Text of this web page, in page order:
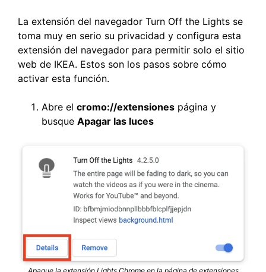
La extensión del navegador Turn Off the Lights se
toma muy en serio su privacidad y configura esta
extensión del navegador para permitir solo el sitio
web de IKEA. Estos son los pasos sobre cómo
activar esta función.
Abre el cromo://extensiones página y
busque Apagar las luces